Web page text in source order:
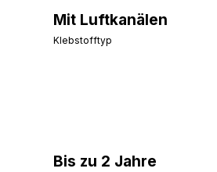
Mit Luftkanälen
Klebstofftyp
Bis zu 2 Jahre